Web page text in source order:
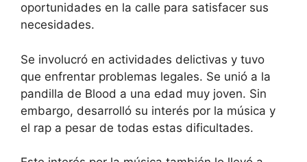
oportunidades en la calle para satisfacer sus
necesidades.
Se involucró en actividades delictivas y tuvo
que enfrentar problemas legales. Se unió a la
pandilla de Blood a una edad muy joven. Sin
embargo, desarrolló su interés por la música y
el rap a pesar de todas estas dificultades.